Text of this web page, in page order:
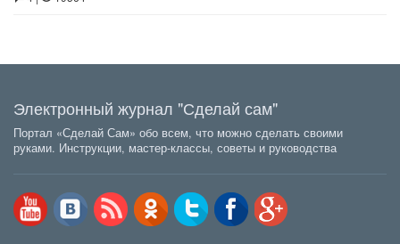
Электронный журнал "Сделай сам"
Портал «Сделай Сам» обо всем, что можно сделать своими
руками. Инструкции, мастер-классы, советы и руководства